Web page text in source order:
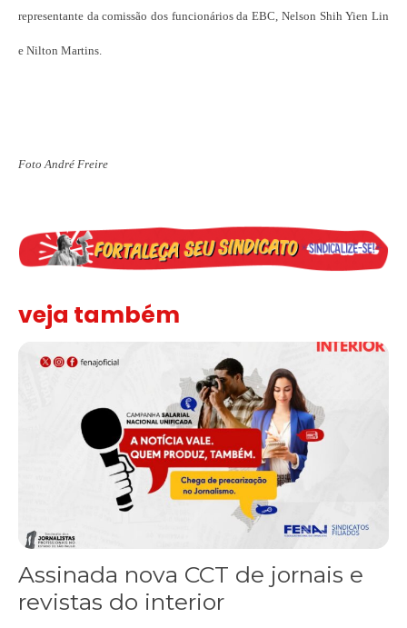
representante da comissão dos funcionários da EBC, Nelson Shih Yien Lin
e Nilton Martins.
Foto André Freire
veja também
Assinada nova CCT de jornais e revistas do interior
Assinada nova CCT de jornais e
revistas do interior